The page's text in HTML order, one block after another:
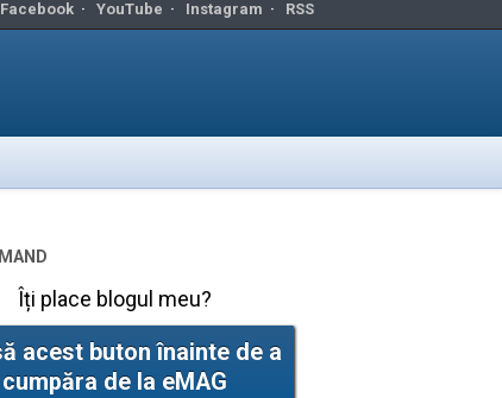
Facebook· YouTube · Instagram · RSS
Îți place blogul meu?
acest buton înainte de a
cumpăra de la eMAG